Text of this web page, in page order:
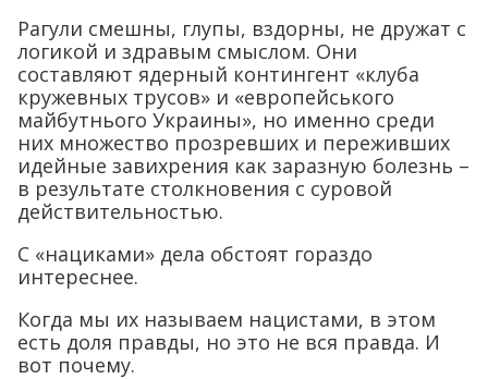
Рагули смешны, глупы, вздорны, не дружат с
логикой и здравым смыслом. Они
составляют ядерный контингент «клуба
кружевных трусов» и «европейського
майбутнього Украины», но именно среди
них множество прозревших и переживших
идейные завихрения как заразную болезнь –
в результате столкновения с суровой
действительностью.
С «нациками» дела обстоят гораздо
интереснее.
Когда мы их называем нацистами, в этом
есть доля правды, но это не вся правда. И
вот почему.